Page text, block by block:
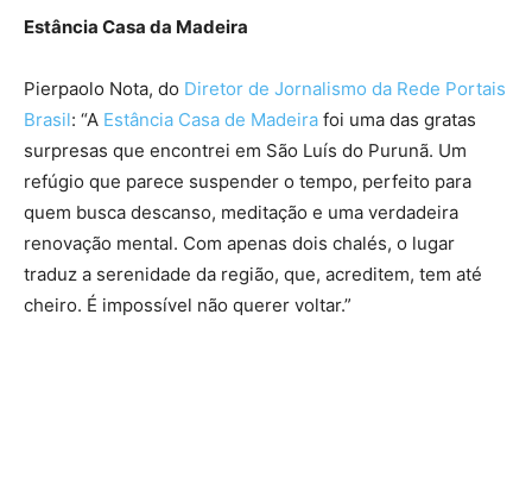
Estância Casa da Madeira
Pierpaolo Nota, do Diretor de Jornalismo da Rede Portais
Brasil: “A Estância Casa de Madeira foi uma das gratas
surpresas que encontrei em São Luís do Purunã. Um
refúgio que parece suspender o tempo, perfeito para
quem busca descanso, meditação e uma verdadeira
renovação mental. Com apenas dois chalés, o lugar
traduz a serenidade da região, que, acreditem, tem até
cheiro. É impossível não querer voltar.”